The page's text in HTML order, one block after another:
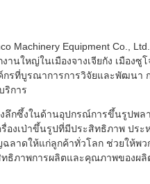
Machinery Equipment Co.,
านใหญ่ในเมืองจางเจียกัง เมือง
ค์กรที่บูรณาการการวิจัยและพัฒนา
ริการ
ลึกซึ้งในด้านอุปกรณ์การขึ้นรูปพล
องเป่าขึ้นรูปที่มีประสิทธิภาพ ประ
ลาดให้แก่ลูกค้าทั่วโลก ช่วยให้พว
ทธิภาพการผลิตและคุณภาพของผ